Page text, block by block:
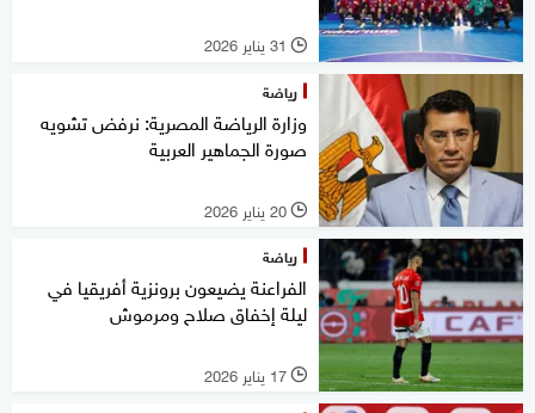
l 31 يناير 2026
رياضة
وزارة الرياضة المصرية: نرفض تشويه
صورة الجماهير العربية
l 20 يناير 2026
رياضة
الفراعنة يضيعون برونزية أفريقيا في
ليلة إخفاق صلاح ومرموش
l 17 يناير 2026